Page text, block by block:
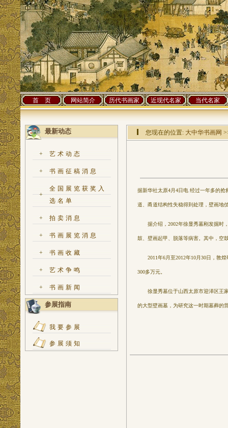
首 页 网站简介 历代书画家 近现代名家 当代名家
最新动态
+ 艺术动态
+ 书画征稿消息
+
全国展览获奖入
选名单
+ 拍卖消息
+ 书画展览消息
+ 书画收藏
+ 艺术争鸣
+ 书画新闻
参展指南
我要参展
参展须知
您现在的位置: 大中华书画网
据新华社太原4月4日电 经过一年多的抢
道、甬道结构性失稳得到处理，壁画地
据介绍，2002年徐显秀墓刚发掘时，
鼓、壁画起甲、脱落等病害。其中，空
2011年6月至2012年10月30日，敦煌
300多万元。
徐显秀墓位于山西太原市迎泽区王家
的大型壁画墓，为研究这一时期墓葬的